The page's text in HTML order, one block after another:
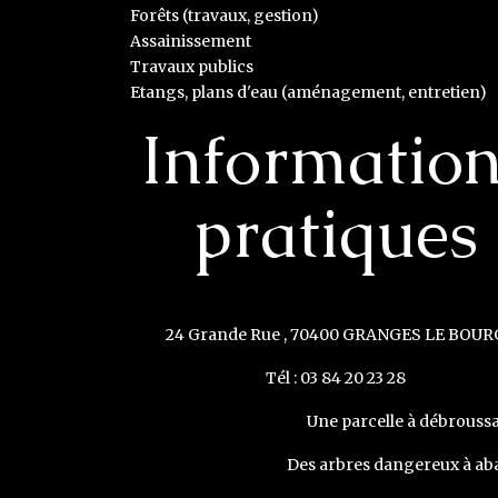
Forêts (travaux, gestion)
Assainissement
Travaux publics
Etangs, plans d'eau (aménagement, entretien)
pratiques
24 Grande Rue , 70400 GRANGES LE
Tél : 03 84 20 23 28
Une parcelle à
Des arbres dangereux à